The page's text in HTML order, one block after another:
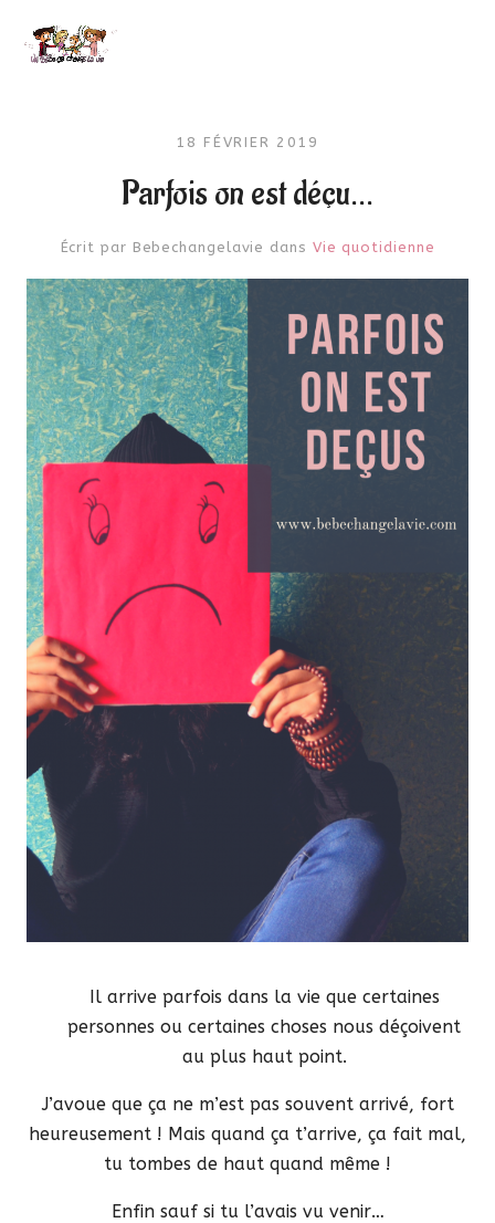
18 FÉVRIER 2019
Parfois on est déçu…
Écrit par Bebechangelavie dans Vie quotidienne
Il arrive parfois dans la vie que certaines
personnes ou certaines choses nous déçoivent
au plus haut point.
J’avoue que ça ne m’est pas souvent arrivé, fort
heureusement ! Mais quand ça t’arrive, ça fait mal,
tu tombes de haut quand même !
Enfin sauf si tu l’avais vu venir…